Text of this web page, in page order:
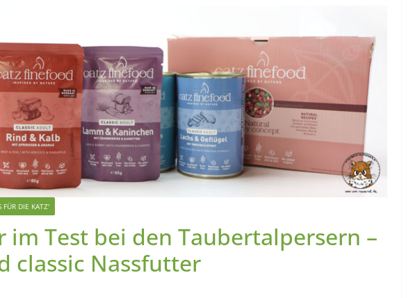
FÜR DIE KATZ'
im Test bei den Taubertalpersern –
classic Nassfutter